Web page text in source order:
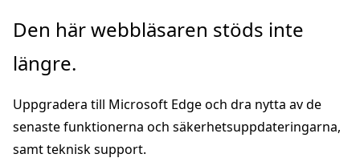
Hoppa
huvudinnehåll
Den här webbläsaren stöds inte
längre.
Uppgradera till Microsoft Edge och dra nytta av de
senaste funktionerna och säkerhetsuppdateringarna,
samt teknisk support.